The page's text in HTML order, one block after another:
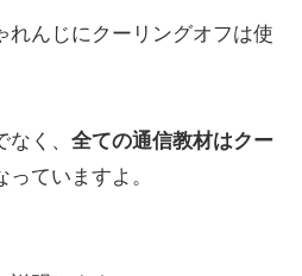
れんじにクーリングオフは使
く、 全ての通信教材はクー
っていますよ。